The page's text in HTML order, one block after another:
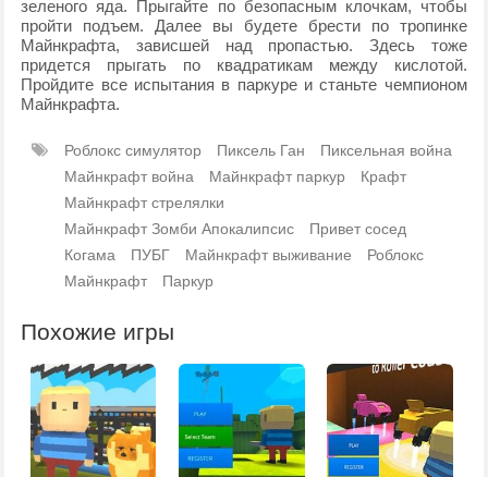
зеленого яда. Прыгайте по безопасным клочкам, чтобы
пройти подъем. Далее вы будете брести по тропинке
Майнкрафта, зависшей над пропастью. Здесь тоже
придется прыгать по квадратикам между кислотой.
Пройдите все испытания в паркуре и станьте чемпионом
Майнкрафта.
Роблокс симулятор Пиксель Ган
Пиксельная война
Майнкрафт война
Майнкрафт паркур
Крафт
Майнкрафт стрелялки
Майнкрафт Зомби Апокалипсис
Привет сосед
Когама
ПУБГ Майнкрафт выживание
Роблокс
Майнкрафт
Паркур
Похожие игры